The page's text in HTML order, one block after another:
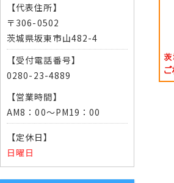
【代表住所】
〒306-0502
茨城県坂東市山482-4
【受付電話番号】
0280-23-4889
【営業時間】
AM8：00～PM19：00
【定休日】
日曜日